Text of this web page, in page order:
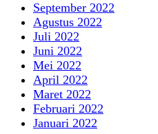
September 2022
Agustus 2022
Juli 2022
Juni 2022
Mei 2022
April 2022
Maret 2022
Februari 2022
Januari 2022